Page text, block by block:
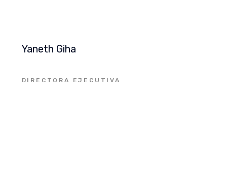
Yaneth Giha
DIRECTORA EJECUTIVA